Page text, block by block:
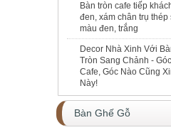
Bàn tròn cafe tiếp
đen, xám chân trụ
màu đen, trắng
Decor Nhà Xinh Với
Tròn Sang Chảnh -
Cafe, Góc Nào Cũng
Này!
Bàn Ghế Gỗ